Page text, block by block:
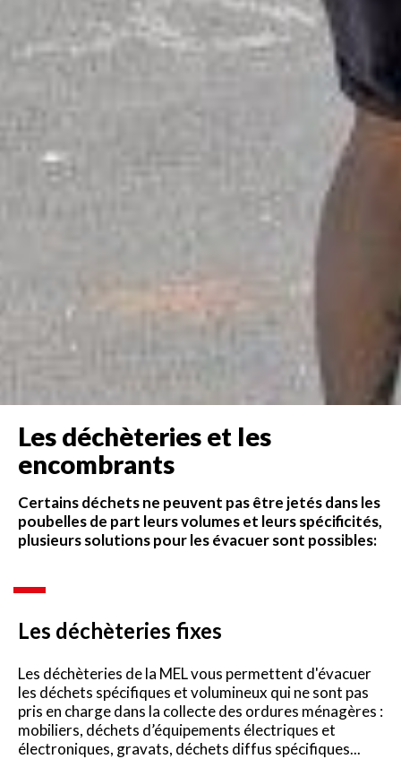
Les déchèteries et les
encombrants
Certains déchets ne peuvent pas être jetés dans les
poubelles de part leurs volumes et leurs spécificités,
plusieurs solutions pour les évacuer sont possibles:
Les déchèteries fixes
Les déchèteries de la MEL vous permettent d'évacuer
les déchets spécifiques et volumineux qui ne sont pas
pris en charge dans la collecte des ordures ménagères :
mobiliers, déchets d’équipements électriques et
électroniques, gravats, déchets diffus spécifiques...